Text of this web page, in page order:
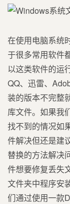
在使用电脑系统
于很多常用软件
以这类软件的运
QQ、迅雷、
装的版本不完整
库文件。如果我
找不到的情况如
件解决但还是建
替换的方法解决
件想要修复丢失
文件夹中程序安
们通过使用一款